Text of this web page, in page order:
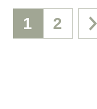
投
1 2